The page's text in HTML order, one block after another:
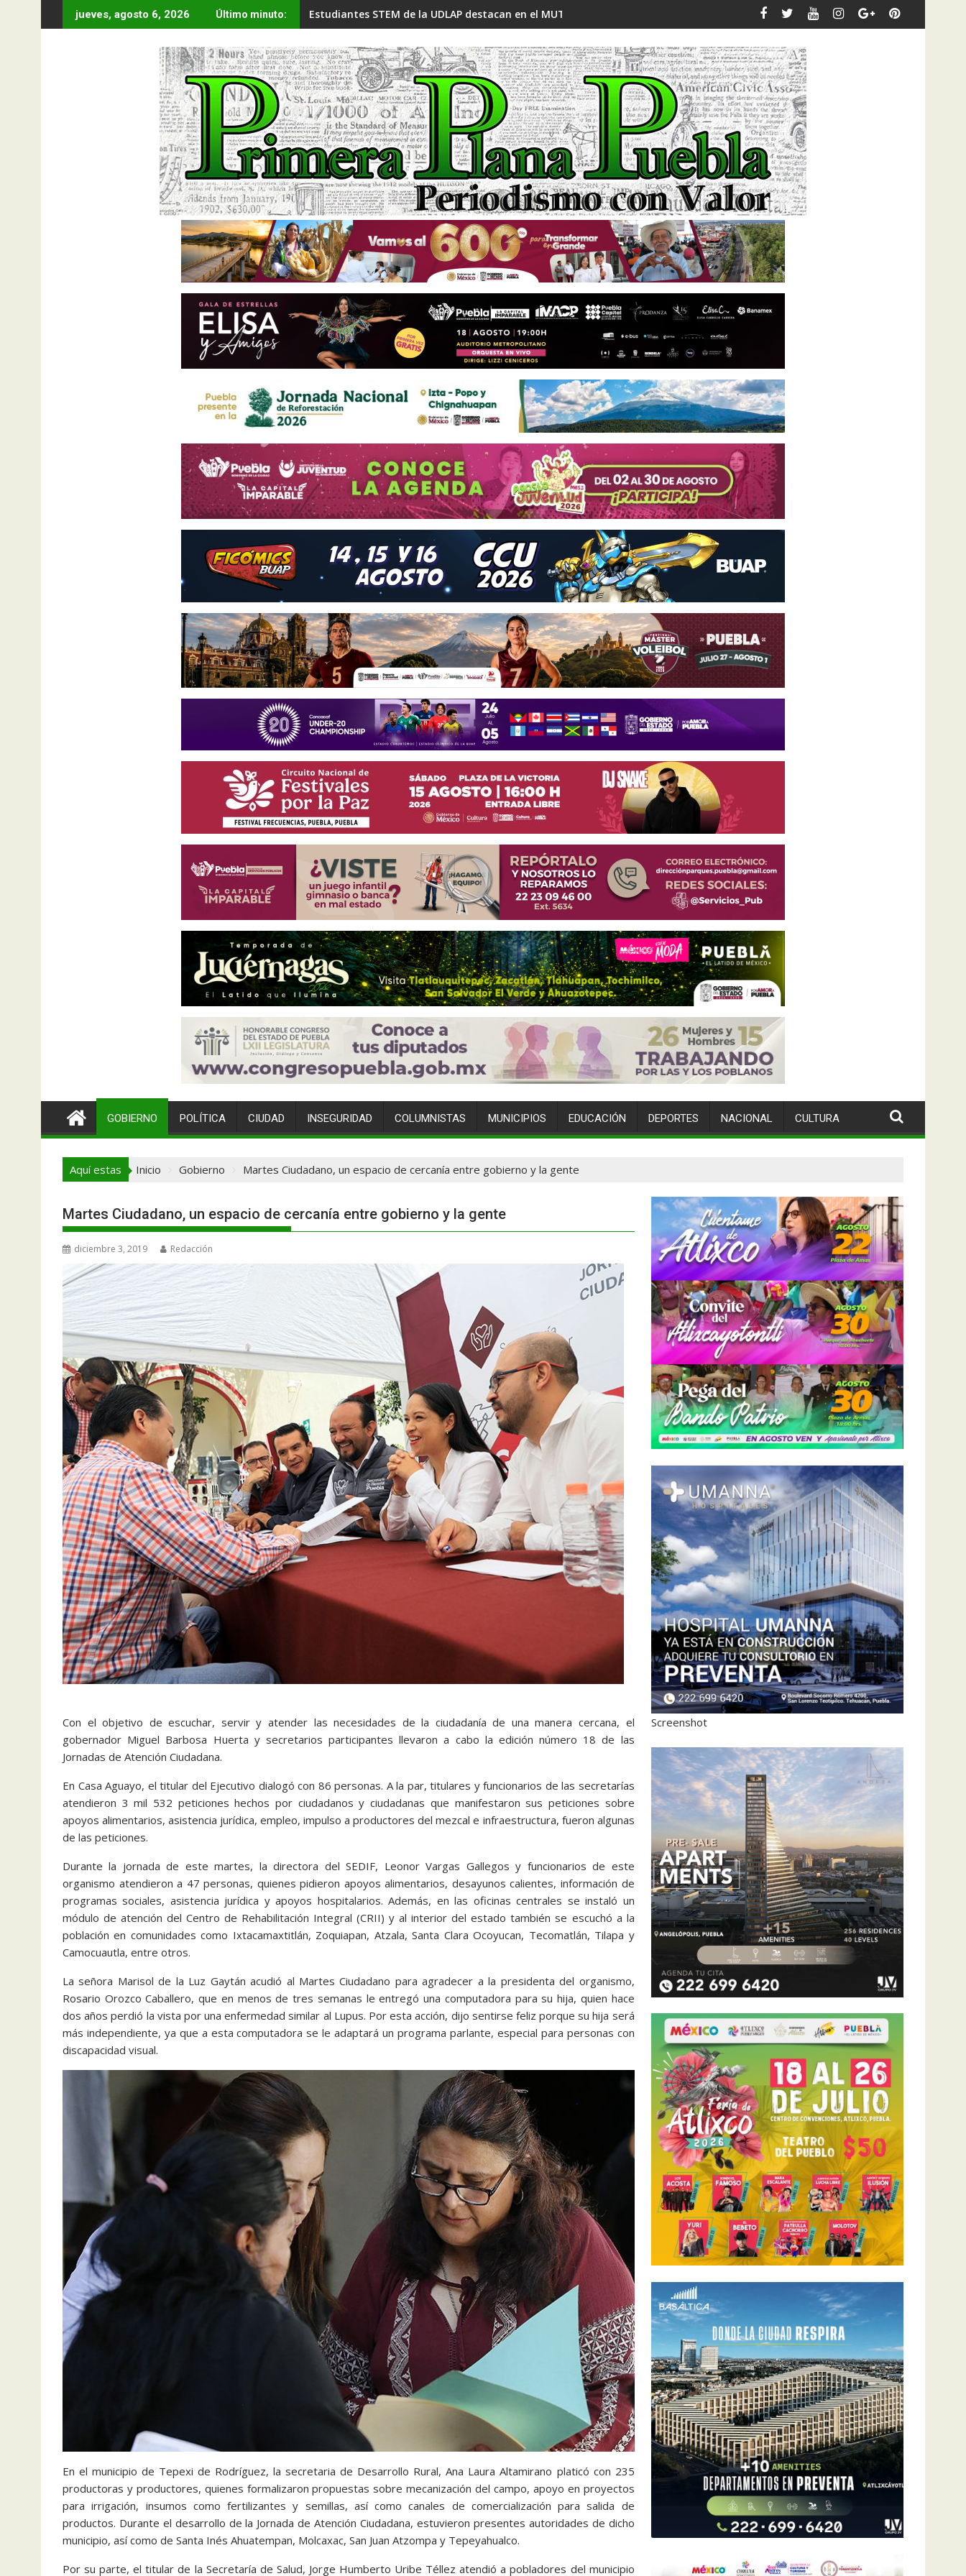
al
jueves, agosto 6, 2026 Último minuto: Estudiantes STEM de la UDLAP destacan en el MUTVI 2026
GOBIERNO POLÍTICA CIUDAD INSEGURIDAD COLUMNISTAS MUNICIPIOS EDUCACIÓN DEPORTES NACIONAL CULTURA
Aquí estas Inicio Gobierno Martes Ciudadano, un espacio de cercanía entre gobierno y la gente
Martes Ciudadano, un espacio de cercanía entre gobierno y la gente
diciembre 3, 2019 Redacción
Con el objetivo de escuchar, servir y atender las necesidades de la ciudadanía de una manera cercana, el
gobernador Miguel Barbosa Huerta y secretarios participantes llevaron a cabo la edición número 18 de las
Jornadas de Atención Ciudadana.
En Casa Aguayo, el titular del Ejecutivo dialogó con 86 personas. A la par, titulares y funcionarios de las secretarías
atendieron 3 mil 532 peticiones hechos por ciudadanos y ciudadanas que manifestaron sus peticiones sobre
apoyos alimentarios, asistencia jurídica, empleo, impulso a productores del mezcal e infraestructura, fueron algunas
de las peticiones.
Durante la jornada de este martes, la directora del SEDIF, Leonor Vargas Gallegos y funcionarios de este
organismo atendieron a 47 personas, quienes pidieron apoyos alimentarios, desayunos calientes, información de
programas sociales, asistencia jurídica y apoyos hospitalarios. Además, en las oficinas centrales se instaló un
módulo de atención del Centro de Rehabilitación Integral (CRII) y al interior del estado también se escuchó a la
población en comunidades como Ixtacamaxtitlán, Zoquiapan, Atzala, Santa Clara Ocoyucan, Tecomatlán, Tilapa y
Camocuautla, entre otros.
La señora Marisol de la Luz Gaytán acudió al Martes Ciudadano para agradecer a la presidenta del organismo,
Rosario Orozco Caballero, que en menos de tres semanas le entregó una computadora para su hija, quien hace
dos años perdió la vista por una enfermedad similar al Lupus. Por esta acción, dijo sentirse feliz porque su hija será
más independiente, ya que a esta computadora se le adaptará un programa parlante, especial para personas con
discapacidad visual.
En el municipio de Tepexi de Rodríguez, la secretaria de Desarrollo Rural, Ana Laura Altamirano platicó con 235
productoras y productores, quienes formalizaron propuestas sobre mecanización del campo, apoyo en proyectos
para irrigación, insumos como fertilizantes y semillas, así como canales de comercialización para salida de
productos. Durante el desarrollo de la Jornada de Atención Ciudadana, estuvieron presentes autoridades de dicho
municipio, así como de Santa Inés Ahuatempan, Molcaxac, San Juan Atzompa y Tepeyahualco.
Por su parte, el titular de la Secretaría de Salud, Jorge Humberto Uribe Téllez atendió a pobladores del municipio
Screenshot